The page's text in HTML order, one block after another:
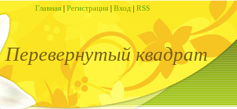
Главная | Регистрация | Вход | RSS
Перевернутый квадрат